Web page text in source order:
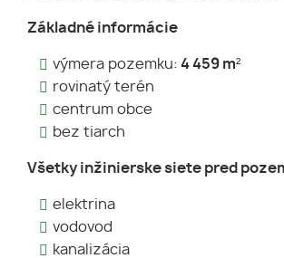
Základné informácie
výmera pozemku: 4 459 m²
rovinatý terén
centrum obce
bez tiarch
Všetky inžinierske siete pred
elektrina
vodovod
kanalizácia